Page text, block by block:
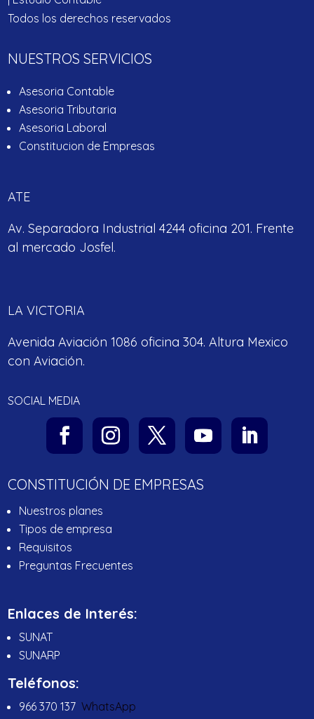
Todos los derechos reservados
NUESTROS SERVICIOS
Asesoria Contable
Asesoria Tributaria
Asesoria Laboral
Constitucion de Empresas
ATE
Av. Separadora Industrial 4244 oficina 201. Frente
al mercado Josfel.
LA VICTORIA
Avenida Aviación 1086 oficina 304. Altura Mexico
con Aviación.
SOCIAL MEDIA
CONSTITUCIÓN DE EMPRESAS
Nuestros planes
Tipos de empresa
Requisitos
Preguntas Frecuentes
Enlaces de Interés:
SUNAT
SUNARP
Teléfonos:
966 370 137WhatsApp